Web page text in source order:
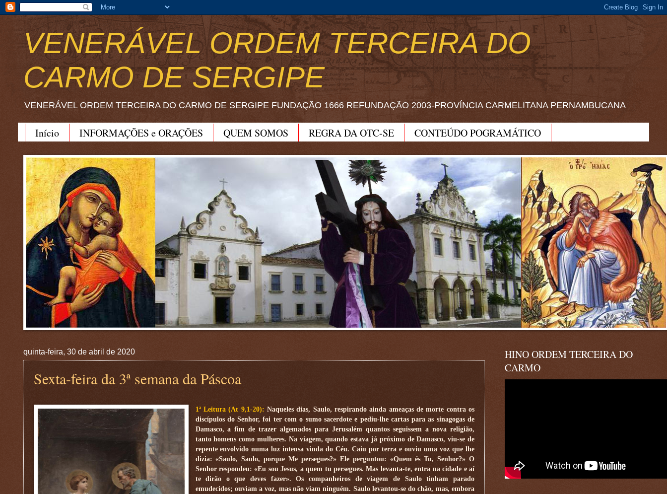
VENERÁVEL ORDEM TERCEIRA DO
CARMO DE SERGIPE
VENERÁVEL ORDEM TERCEIRA DO CARMO DE SERGIPE FUNDAÇÃO 1666 REFUNDAÇÃO 2003-PROVÍNCIA CARMELITANA PERNAMBUCANA
Início INFORMAÇÕES e ORAÇÕES QUEM SOMOS REGRA DA OTC-SE
CONTEÚDO POGRAMÁTICO
quinta-feira, 30 de abril de 2020
Sexta-feira da 3ª semana da Páscoa
1ª Leitura (At 9,1-20): Naqueles dias, Saulo, respirando ainda ameaças de morte contra os
discípulos do Senhor, foi ter com o sumo sacerdote e pediu-lhe cartas para as sinagogas de
Damasco, a fim de trazer algemados para Jerusalém quantos seguissem a nova religião,
tanto homens como mulheres. Na viagem, quando estava já próximo de Damasco, viu-se de
repente envolvido numa luz intensa vinda do Céu. Caiu por terra e ouviu uma voz que lhe
dizia: «Saulo, Saulo, porque Me persegues?» Ele perguntou: «Quem és Tu, Senhor?» O
Senhor respondeu: «Eu sou Jesus, a quem tu persegues. Mas levanta-te, entra na cidade e aí
te dirão o que deves fazer». Os companheiros de viagem de Saulo tinham parado
emudecidos; ouviam a voz, mas não viam ninguém. Saulo levantou-se do chão, mas, embora
HINO ORDEM TERCEIRA DO
CARMO